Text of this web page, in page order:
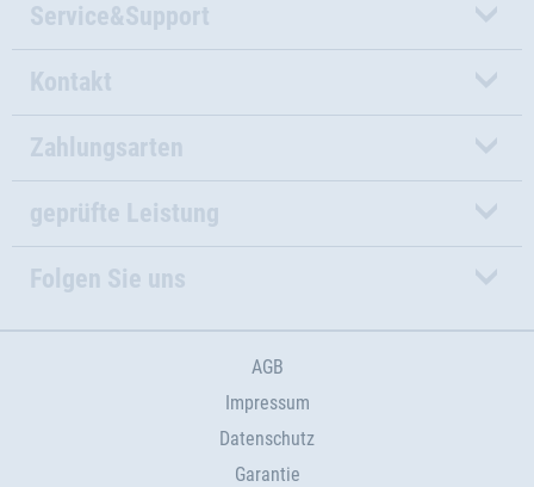
Service&Support
Kontakt
Zahlungsarten
geprüfte Leistung
Folgen Sie uns
AGB
Impressum
Datenschutz
Garantie